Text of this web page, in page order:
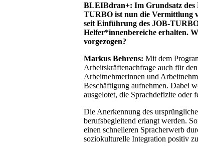
BLEIBdran+: Im Grundsatz des
TURBO ist nun die Vermittlung
seit Einführung des JOB-
Helfer*innenbereiche erhalten.
vorgezogen?
Markus Behrens: Mit dem
Arbeitskräftenachfrage auch für
Arbeitnehmerinnen und
Beschäftigung aufnehmen. Dabei
ausgelotet, die Sprachdefizite oder
Die Anerkennung des
berufsbegleitend erlangt werden.
einen schnelleren Spracherwerb
soziokulturelle Integration positiv